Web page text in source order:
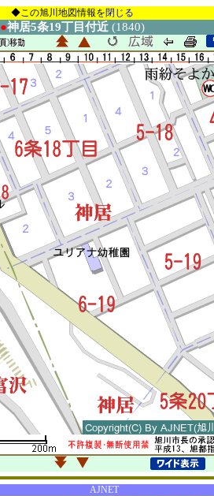
◆この旭川地図情報を閉じる
●神居5条19丁目付近 (1840)
AJNET